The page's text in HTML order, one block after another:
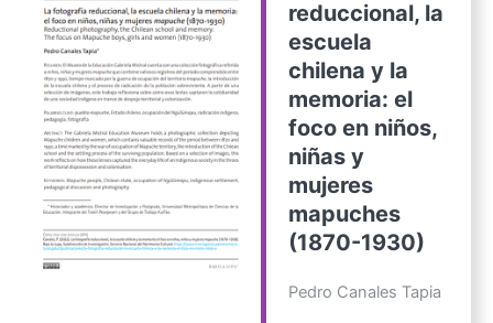
reduccional, la
escuela
chilena y la
memoria: el
foco en niños,
niñas y
mujeres
mapuches
(1870-1930)
Pedro Canales Tapia